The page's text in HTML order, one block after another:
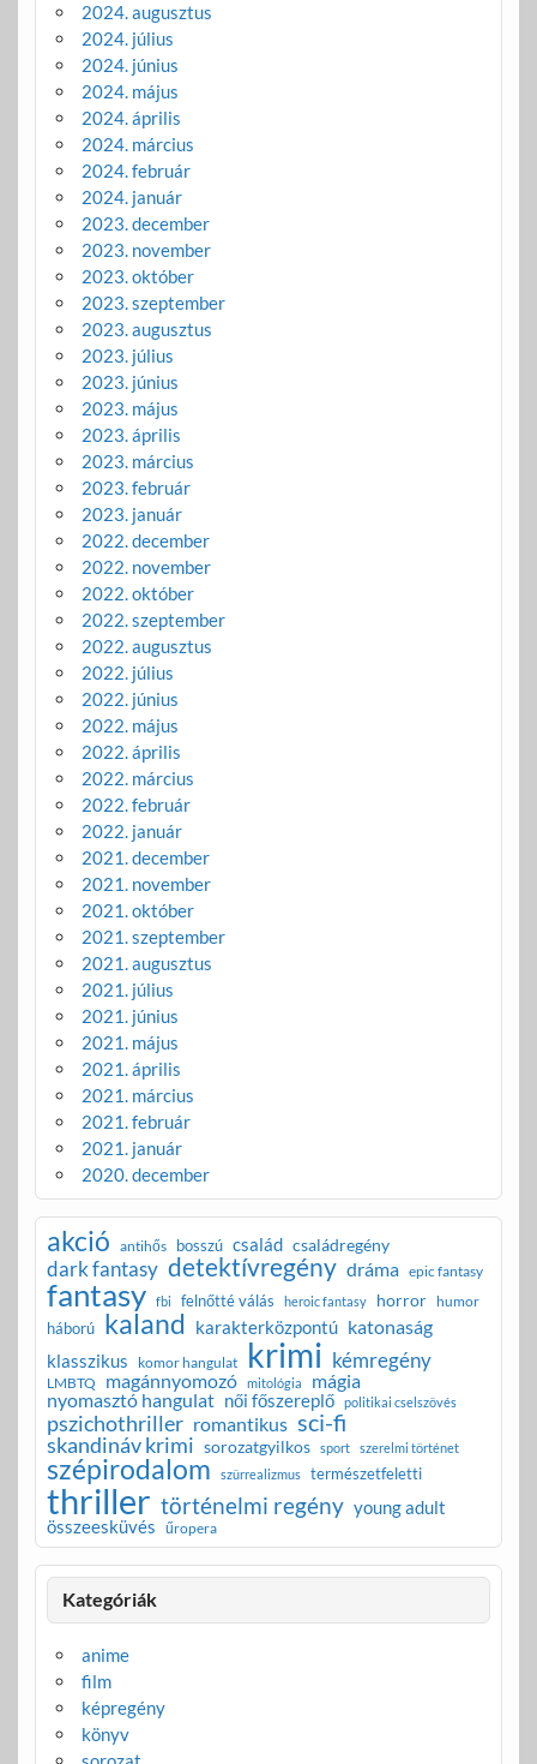
2024. augusztus
2024. július
2024. június
2024. május
2024. április
2024. március
2024. február
2024. január
2023. december
2023. november
2023. október
2023. szeptember
2023. augusztus
2023. július
2023. június
2023. május
2023. április
2023. március
2023. február
2023. január
2022. december
2022. november
2022. október
2022. szeptember
2022. augusztus
2022. július
2022. június
2022. május
2022. április
2022. március
2022. február
2022. január
2021. december
2021. november
2021. október
2021. szeptember
2021. augusztus
2021. július
2021. június
2021. május
2021. április
2021. március
2021. február
2021. január
2020. december
akció antihős bosszú család családregény
dark fantasy detektívregény dráma epic fantasy
fantasy fbi felnőtté válás heroic fantasy horror humor
háború kaland karakterközpontú katonaság
klasszikus komor hangulat krimi kémregény
LMBTQ magánnyomozó mitológia mágia
nyomasztó hangulat női főszereplő politikai cselszövés
pszichothriller romantikus sci-fi
skandináv krimi sorozatgyilkos sport szerelmi történet
szépirodalom szürrealizmus természetfeletti
thriller történelmi regény young adult
összeesküvés űropera
Kategóriák
anime
film
képregény
könyv